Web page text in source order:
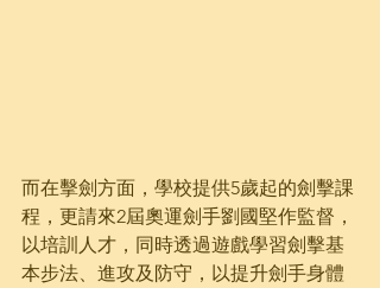
而在擊劍方面，學校提供5歲起的劍擊課
程，更請來2屆奧運劍手劉國堅作監督，
以培訓人才，同時透過遊戲學習劍擊基
本步法、進攻及防守，以提升劍手身體